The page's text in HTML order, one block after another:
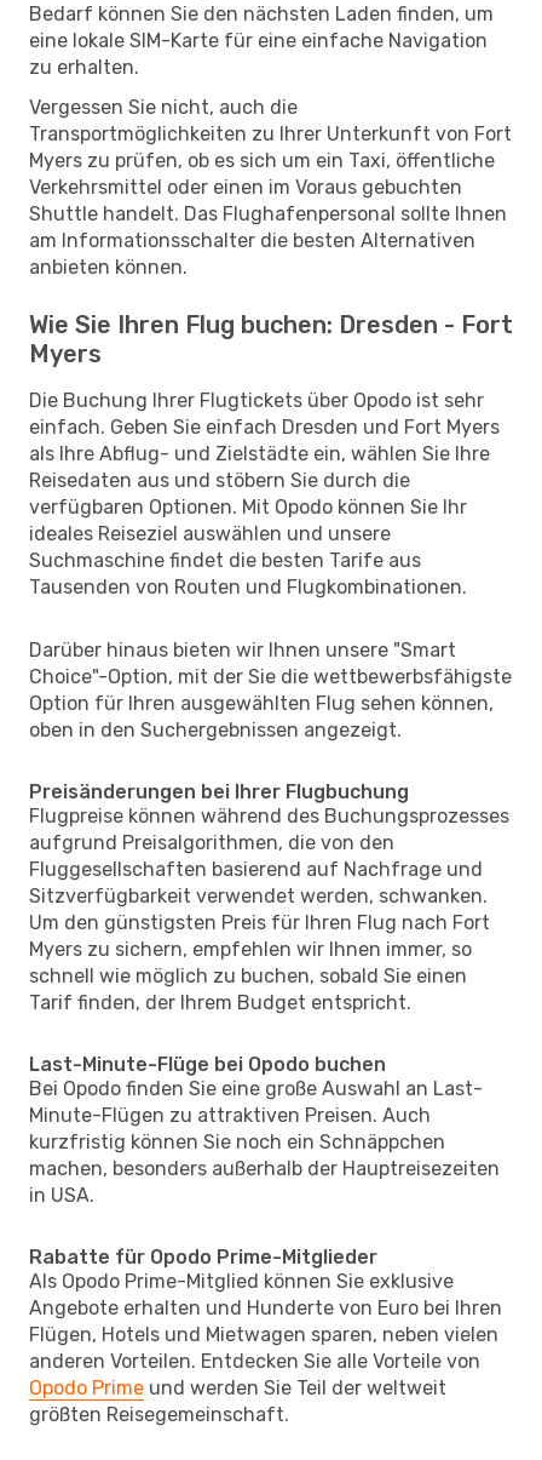
Bedarf können Sie den nächsten Laden finden, um
eine lokale SIM-Karte für eine einfache Navigation
zu erhalten.
Vergessen Sie nicht, auch die
Transportmöglichkeiten zu Ihrer Unterkunft von Fort
Myers zu prüfen, ob es sich um ein Taxi, öffentliche
Verkehrsmittel oder einen im Voraus gebuchten
Shuttle handelt. Das Flughafenpersonal sollte Ihnen
am Informationsschalter die besten Alternativen
anbieten können.
Wie Sie Ihren Flug buchen: Dresden - Fort
Myers
Die Buchung Ihrer Flugtickets über Opodo ist sehr
einfach. Geben Sie einfach Dresden und Fort Myers
als Ihre Abflug- und Zielstädte ein, wählen Sie Ihre
Reisedaten aus und stöbern Sie durch die
verfügbaren Optionen. Mit Opodo können Sie Ihr
ideales Reiseziel auswählen und unsere
Suchmaschine findet die besten Tarife aus
Tausenden von Routen und Flugkombinationen.
Darüber hinaus bieten wir Ihnen unsere "Smart
Choice"-Option, mit der Sie die wettbewerbsfähigste
Option für Ihren ausgewählten Flug sehen können,
oben in den Suchergebnissen angezeigt.
Preisänderungen bei Ihrer Flugbuchung
Flugpreise können während des Buchungsprozesses
aufgrund Preisalgorithmen, die von den
Fluggesellschaften basierend auf Nachfrage und
Sitzverfügbarkeit verwendet werden, schwanken.
Um den günstigsten Preis für Ihren Flug nach Fort
Myers zu sichern, empfehlen wir Ihnen immer, so
schnell wie möglich zu buchen, sobald Sie einen
Tarif finden, der Ihrem Budget entspricht.
Last-Minute-Flüge bei Opodo buchen
Bei Opodo finden Sie eine große Auswahl an Last-
Minute-Flügen zu attraktiven Preisen. Auch
kurzfristig können Sie noch ein Schnäppchen
machen, besonders außerhalb der Hauptreisezeiten
in USA.
Rabatte für Opodo Prime-Mitglieder
Als Opodo Prime-Mitglied können Sie exklusive
Angebote erhalten und Hunderte von Euro bei Ihren
Flügen, Hotels und Mietwagen sparen, neben vielen
anderen Vorteilen. Entdecken Sie alle Vorteile von
Opodo Prime und werden Sie Teil der weltweit
größten Reisegemeinschaft.